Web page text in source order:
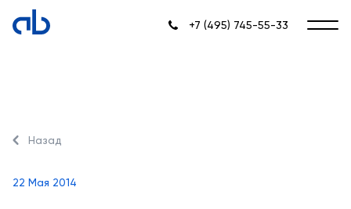
+7 (495) 745-55-33
Назад
22 Мая 2014